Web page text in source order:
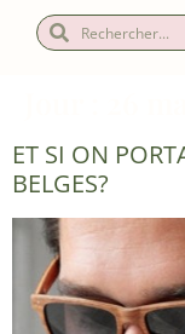
ET SI ON
BELGES?